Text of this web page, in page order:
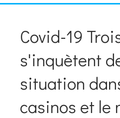
Covid-19
s'inquètent
situation
casinos et le